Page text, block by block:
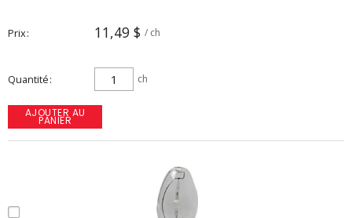
Prix 11,49 $ / ch
Quantité ch
AJOUTER AU
PANIER